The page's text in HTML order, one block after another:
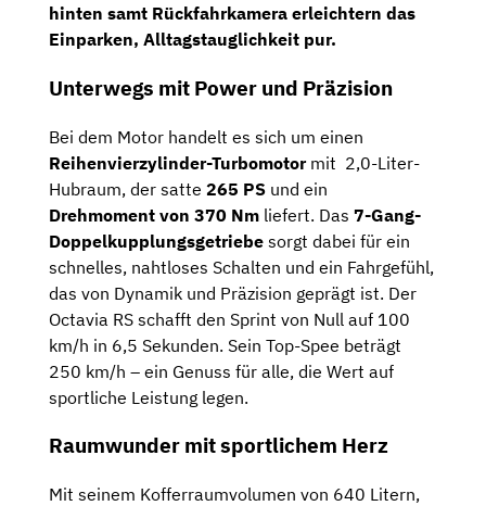
hinten samt Rückfahrkamera erleichtern das
Einparken, Alltagstauglichkeit pur.
Unterwegs mit Power und Präzision
Bei dem Motor handelt es sich um einen
Reihenvierzylinder-Turbomotormit 2,0-Liter-
Hubraum, der satte 265 PS und ein
Drehmoment von 370 Nm liefert. Das 7-Gang-
Doppelkupplungsgetriebe sorgt dabei für ein
schnelles, nahtloses Schalten und ein Fahrgefühl,
das von Dynamik und Präzision geprägt ist. Der
Octavia RS schafft den Sprint von Null auf 100
km/h in 6,5 Sekunden. Sein Top-Spee beträgt
250 km/h – ein Genuss für alle, die Wert auf
sportliche Leistung legen.
Raumwunder mit sportlichem Herz
Mit seinem Kofferraumvolumen von 640 Litern,